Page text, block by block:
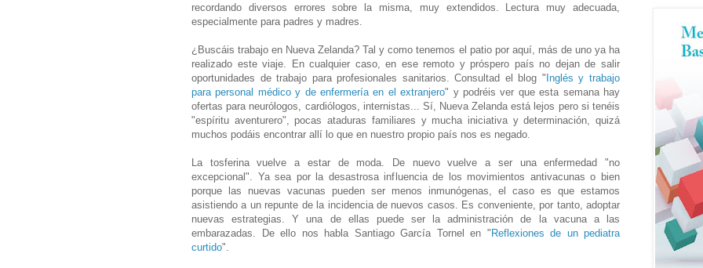
recordando diversos errores sobre la misma, muy extendidos. Lectura muy adecuada,
especialmente para padres y madres.
¿Buscáis trabajo en Nueva Zelanda? Tal y como tenemos el patio por aquí, más de uno ya ha
realizado este viaje. En cualquier caso, en ese remoto y próspero país no dejan de salir
oportunidades de trabajo para profesionales sanitarios. Consultad el blog "Inglés y trabajo
para personal médico y de enfermería en el extranjero" y podréis ver que esta semana hay
ofertas para neurólogos, cardiólogos, internistas... Sí, Nueva Zelanda está lejos pero si tenéis
"espíritu aventurero", pocas ataduras familiares y mucha iniciativa y determinación, quizá
muchos podáis encontrar allí lo que en nuestro propio país nos es negado.
La tosferina vuelve a estar de moda. De nuevo vuelve a ser una enfermedad "no
excepcional". Ya sea por la desastrosa influencia de los movimientos antivacunas o bien
porque las nuevas vacunas pueden ser menos inmunógenas, el caso es que estamos
asistiendo a un repunte de la incidencia de nuevos casos. Es conveniente, por tanto, adoptar
nuevas estrategias. Y una de ellas puede ser la administración de la vacuna a las
embarazadas. De ello nos habla Santiago García Tornel en "Reflexiones de un pediatra
curtido".